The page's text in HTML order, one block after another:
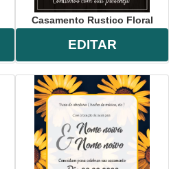
Casamento Rustico Floral
EDITAR